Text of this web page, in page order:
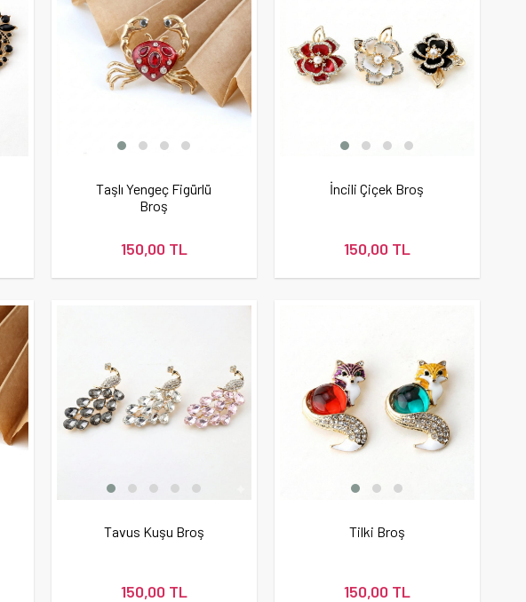
Taşlı Yengeç Figürlü
Broş
150,00 TL
İncili Çiçek Broş
150,00 TL
Tavus Kuşu Broş
150,00 TL
Tilki Broş
150,00 TL